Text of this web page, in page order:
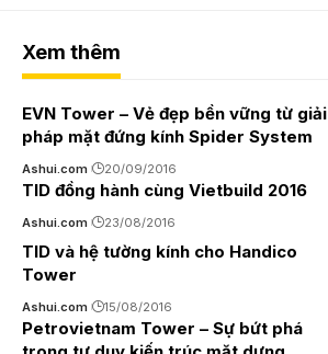
Xem thêm
EVN Tower – Vẻ đẹp bền vững từ giải
pháp mặt đứng kính Spider System
Ashui.com 20/09/2016
TID đồng hành cùng Vietbuild 2016
Ashui.com 23/08/2016
TID và hệ tường kính cho Handico
Tower
Ashui.com 15/08/2016
Petrovietnam Tower – Sự bứt phá